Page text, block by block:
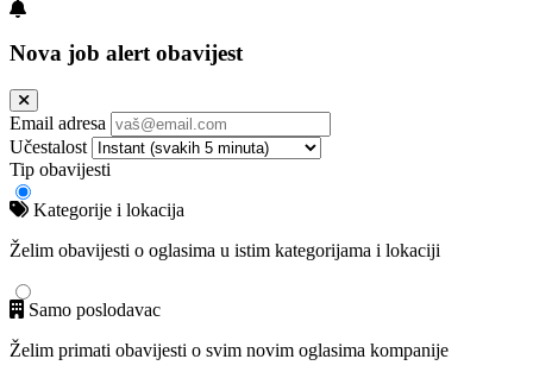
Nova job alert obavijest
Email adresa
Učestalost
Tip obavijesti
Kategorije i lokacija
Želim obavijesti o oglasima u istim kategorijama i lokaciji
Samo poslodavac
Želim primati obavijesti o svim novim oglasima kompanije